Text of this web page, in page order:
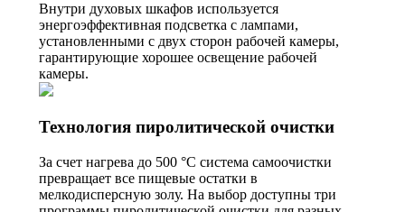
Внутри духовых шкафов используется
энергоэффективная подсветка с лампами,
установленными с двух сторон рабочей камеры,
гарантирующие хорошее освещение рабочей
камеры.
Технология пиролитической очистки
За счет нагрева до 500 °C система самоочистки
превращает все пищевые остатки в
мелкодисперсную золу. На выбор доступны три